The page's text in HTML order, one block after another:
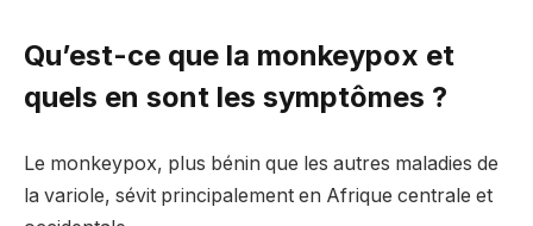
Qu’est-ce que la monkeypox et
quels en sont les symptômes ?
Le monkeypox, plus bénin que les autres maladies de
la variole, sévit principalement en Afrique centrale et